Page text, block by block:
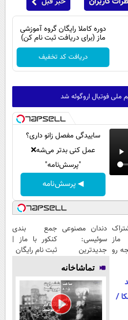
دوره کاملا رایگان گروه آموزشی
ماز (برای دریافت ثبت نام کن)
دریافت کد تخفیف
ملی فوتبال اروگوئه شد
ساییدگی مفصل زانو داری؟
عمل کنی بدتر می‌شه❌
"پرسش‌نامه"
◀ پرسش‌نامه
رو
دندان مصنوعی
سوئیسی:
جدیدترین
فناوری اروپا،
سبک و مقاوم |
پرداخت قسطی
جمع بندی
کنکور با ماز |
ثبت نام رایگان
/
تماشاخانه